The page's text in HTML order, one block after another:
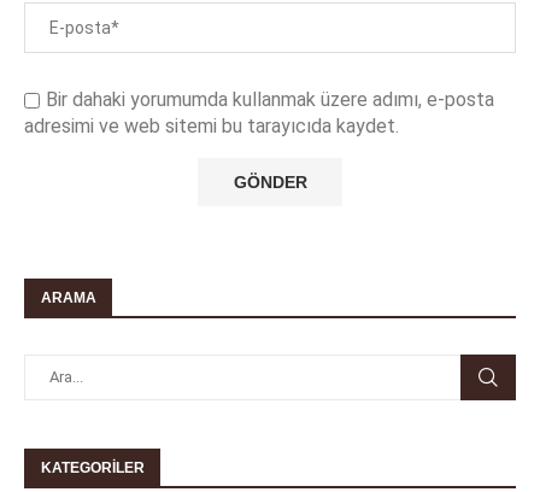
Bir dahaki yorumumda kullanmak üzere adımı, e-posta
adresimi ve web sitemi bu tarayıcıda kaydet.
ARAMA
KATEGORILER